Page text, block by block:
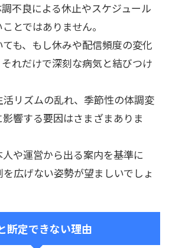
不良による休止やスケジュール
とではありません。
も、もし休みや配信頻度の変化
れだけで深刻な病気と結びつけ
リズムの乱れ、季節性の体調変
響する要因はさまざまありま
や運営から出る案内を基準に
広げない姿勢が望ましいでしょ
断定できない理由